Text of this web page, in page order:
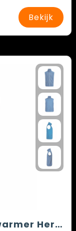
Bekijk
Printer RED Sideflip Bodywarmer Heren